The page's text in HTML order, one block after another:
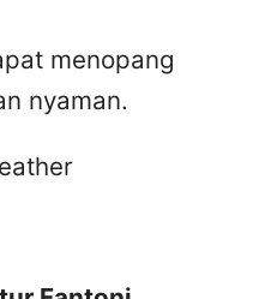
menopang
nyaman.